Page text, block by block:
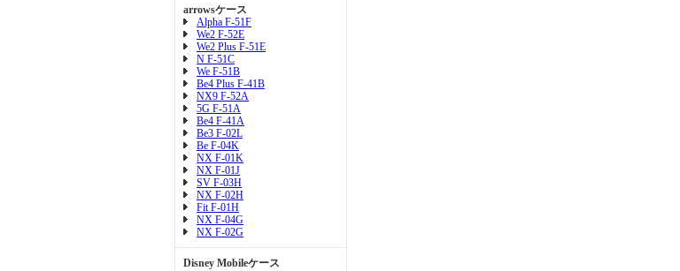
arrowsケース
Alpha F-51F
We2 F-52E
We2 Plus F-51E
N F-51C
We F-51B
Be4 Plus F-41B
NX9 F-52A
5G F-51A
Be4 F-41A
Be3 F-02L
Be F-04K
NX F-01K
NX F-01J
SV F-03H
NX F-02H
Fit F-01H
NX F-04G
NX F-02G
Disney Mobileケース